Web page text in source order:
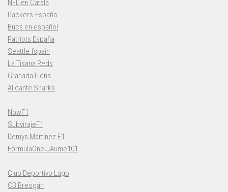
NFL en Català
Packers-España
Bucs en español
Patriots España
Seattle fspain
La Tisana Reds
Granada Lions
Alicante Sharks
NowF1
SubvirajeF1
Demys Martínez F1
FormulaOne-JAume101
Club Deportivo Lugo
CB Breogán